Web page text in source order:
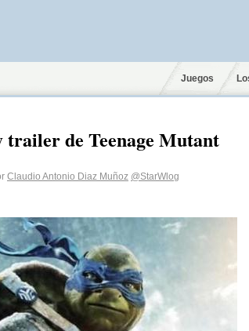
Juegos
trailer de Teenage Mutant
Claudio Antonio Diaz Muñoz @StarWlog